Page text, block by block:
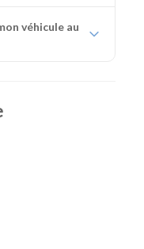
véhicule au